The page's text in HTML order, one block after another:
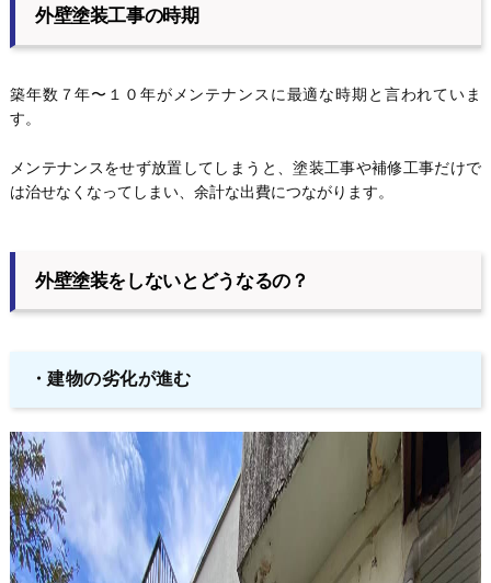
外壁塗装工事の時期
築年数７年〜１０年がメンテナンスに最適な時期と言われていま
す。
メンテナンスをせず放置してしまうと、塗装工事や補修工事だけで
は治せなくなってしまい、余計な出費につながります。
外壁塗装をしないとどうなるの？
・建物の劣化が進む